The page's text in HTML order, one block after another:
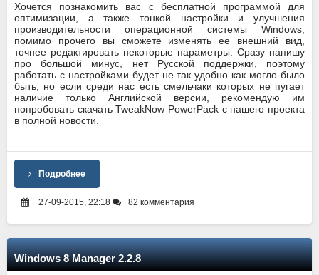
Хочется познакомить вас с бесплатной программой для
оптимизации, а также тонкой настройки и улучшения
производительности операционной системы Windows,
помимо прочего вы сможете изменять ее внешний вид,
точнее редактировать некоторые параметры. Сразу напишу
про большой минус, нет Русской поддержки, поэтому
работать с настройками будет не так удобно как могло было
быть, но если среди нас есть смельчаки которых не пугает
наличие только Английской версии, рекомендую им
попробовать скачать TweakNow PowerPack с нашего проекта
в полной новости.
Подробнее
27-09-2015, 22:18 82 комментария
Windows 8 Manager 2.2.8